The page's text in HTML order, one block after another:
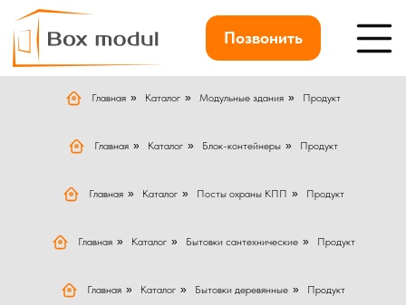
Позвонить
Главная » Каталог » Модульные здания » Продукт
Главная » Каталог » Блок-контейнеры » Продукт
Главная » Каталог » Посты охраны КПП » Продукт
Главная » Каталог » Бытовки сантехнические » Продукт
Главная » Каталог » Бытовки деревянные » Продукт